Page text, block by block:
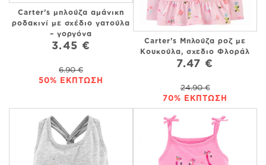
Carter’s μπλούζα αμάνικη
ροδακινί με σχέδιο γατούλα
– γοργόνα
3.45 €
6.90 €
50% ΕΚΠΤΩΣΗ
Carter’s Μπλούζα ροζ με
Κουκούλα, σχεδιο Φλοράλ
7.47 €
24.90 €
70% ΕΚΠΤΩΣΗ